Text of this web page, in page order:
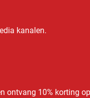
kanalen.
ontvang 10% korting op